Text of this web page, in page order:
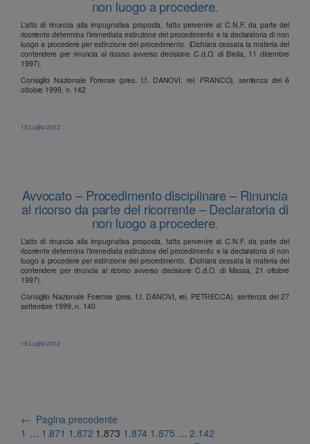
non luogo a procedere.
L’atto di rinuncia alla impugnativa proposta, fatto pervenire al C.N.F. da parte del
ricorrente determina l’immediata estinzione del procedimento e la declaratoria di non
luogo a procedere per estinzione del procedimento. (Dichiara cessata la materia del
contendere per rinuncia al ricorso avverso decisione C.d.O. di Biella, 11 dicembre
1997).
Consiglio Nazionale Forense (pres. f.f. DANOVI, rel. FRANCO), sentenza del 6
ottobre 1999, n. 142
15 Luglio 2012
Avvocato – Procedimento disciplinare – Rinuncia
al ricorso da parte del ricorrente – Declaratoria di
non luogo a procedere.
L’atto di rinuncia alla impugnativa proposta, fatto pervenire al C.N.F. da parte del
ricorrente determina l’immediata estinzione del procedimento e la declaratoria di non
luogo a procedere per estinzione del procedimento. (Dichiara cessata la materia del
contendere per rinuncia al ricorso avverso decisione C.d.O. di Massa, 21 ottobre
1997).
Consiglio Nazionale Forense (pres. f.f. DANOVI, rel. PETRECCA), sentenza del 27
settembre 1999, n. 140
15 Luglio 2012
← Pagina precedente
1 … 1.871 1.872 1.873 1.874 1.875 … 2.142